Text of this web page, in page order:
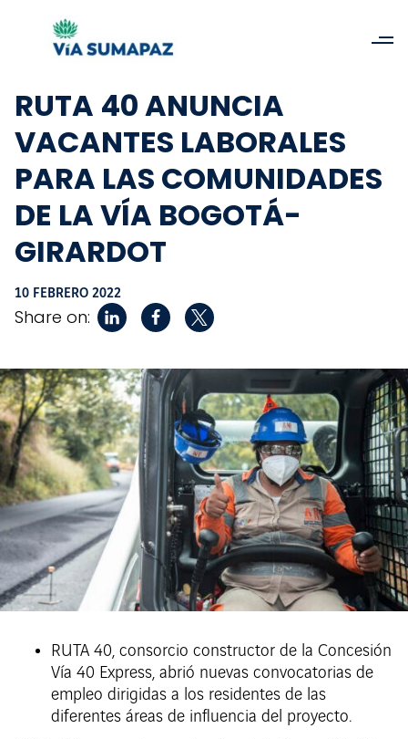
RUTA 40 ANUNCIA
VACANTES LABORALES
PARA LAS COMUNIDADES
DE LA VÍA BOGOTÁ-
GIRARDOT
10 FEBRERO 2022
Share on:
RUTA 40, consorcio constructor de la Concesión
Vía 40 Express, abrió nuevas convocatorias de
empleo dirigidas a los residentes de las
diferentes áreas de influencia del proyecto.